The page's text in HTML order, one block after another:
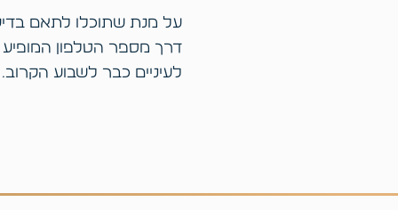
על מנת שתוכלו לתאם
דרך מספר הטלפון
לעיניים כבר לשבוע הקרוב.